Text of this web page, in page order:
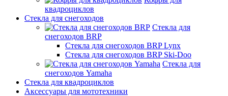
квадроциклов
Стекла для снегоходов
Стекла для
снегоходов BRP
Стекла для снегоходов BRP Lynx
Стекла для снегоходов BRP Ski-Doo
Стекла для
снегоходов Yamaha
Стекла для квадроциклов
Аксессуары для мототехники